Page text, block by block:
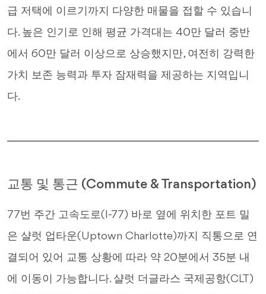
급 저택에 이르기까지 다양한 매물을 접할 수 있습니
다. 높은 인기로 인해 평균 가격대는 40만 달러 중반
에서 60만 달러 이상으로 상승했지만, 여전히 강력한
가치 보존 능력과 투자 잠재력을 제공하는 지역입니
다.
교통 및 통근 (Commute & Transportation)
77번 주간 고속도로(I-77) 바로 옆에 위치한 포트 밀
은 샬럿 업타운(Uptown Charlotte)까지 직통으로 연
결되어 있어 교통 상황에 따라 약 20분에서 35분 내
에 이동이 가능합니다. 샬럿 더글라스 국제공항(CLT)